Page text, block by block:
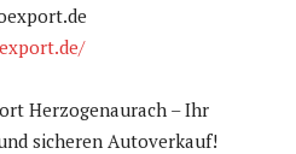
Herzogenaurach – Ihr
sicheren Autoverkauf!